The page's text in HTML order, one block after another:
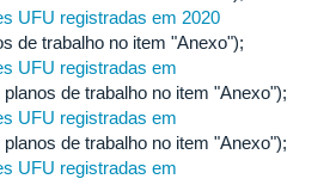
UFU registradas em 2020
de trabalho no item "Anexo");
UFU registradas em
de trabalho no item "Anexo");
UFU registradas em
de trabalho no item "Anexo");
UFU registradas em